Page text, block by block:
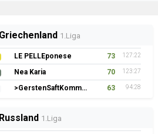
Griechenland 1.Liga
LE PELLEponese 73 127:22
Nea Karia 70 123:27
>GerstenSaftKommando 63 94:28
Russland 1.Liga